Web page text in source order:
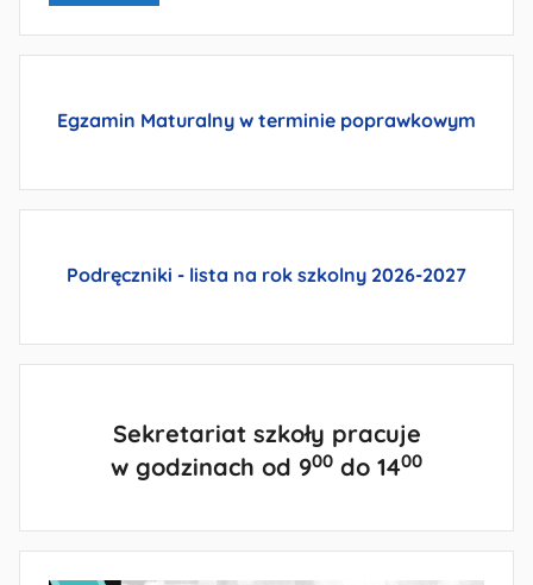
Egzamin Maturalny w terminie poprawkowym
Podręczniki - lista na rok szkolny 2026-2027
Sekretariat szkoły pracuje
w godzinach od 900 do 1400